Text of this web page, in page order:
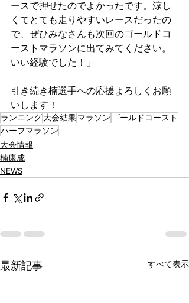
ースで押せたのでよかったです。涼し
くてとても走りやすいレースだったの
で、ぜひみなさんも次回のゴールドコ
ーストマラソンに出てみてください。
いい経験でした！」
引き続き楠選手への応援よろしくお願
いします！
ランニング大会結果マラソン ゴールドコースト
ハーフマラソン
大会情報
楠康成
NEWS
最新記事 すべて表示